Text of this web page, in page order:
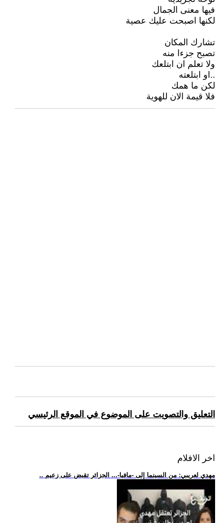
فيها معنى الجمال
لكنها اصبحت عليك عصية
تشارك المكان
تصبح جزءا منه
ولا تعلم ان ابتلعك
..او ابتلعته
لكن ما همك
فلا قيمة الان للهوية
التعليق والتصويت على الموضوع في الموقع الرئيسي
اخر الافلام
.. مهدي لعريبي: من السينما إلى -مافيا-... الجزائر تقبض على زعيم